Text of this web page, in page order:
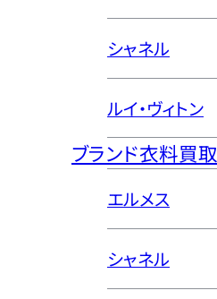
シャネル
ルイ・ヴィトン
ブランド衣料買取
エルメス
シャネル